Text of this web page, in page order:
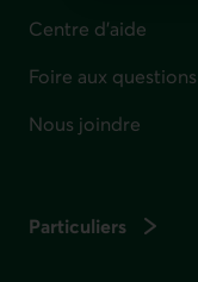
Centre d'aide
Foire aux questions
Nous joindre
Particuliers